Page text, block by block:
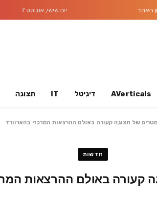
האתר יום שישי, אוגוסט 7
AVerticals דיגיטל IT תצוגה
חדשות